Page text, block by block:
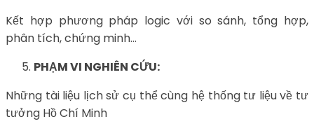
Kết hợp phương pháp logic với so sánh, tổng hợp,
phân tích, chứng minh…
PHẠM VI NGHIÊN CỨU:
Những tài liệu lịch sử cụ thể cùng hệ thống tư liệu về tư
tưởng Hồ Chí Minh